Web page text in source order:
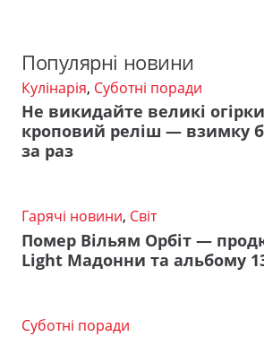
Популярні новини
Кулінарія, Суботні поради
Не викидайте великі
кроповий реліш — взимку
за раз
Гарячі новини, Світ
Помер Вільям Орбіт —
Light Мадонни та альбому
Суботні поради